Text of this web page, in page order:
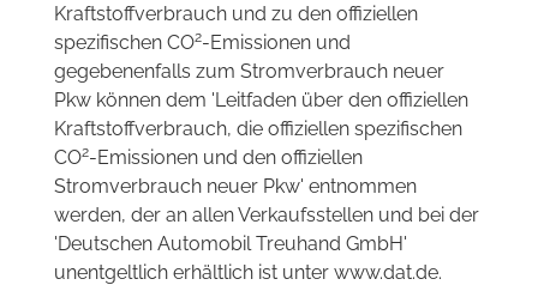
Kraftstoffverbrauch und zu den offiziellen
spezifischen CO2-Emissionen und
gegebenenfalls zum Stromverbrauch neuer
Pkw können dem 'Leitfaden über den offiziellen
Kraftstoffverbrauch, die offiziellen spezifischen
CO2-Emissionen und den offiziellen
Stromverbrauch neuer Pkw' entnommen
werden, der an allen Verkaufsstellen und bei der
'Deutschen Automobil Treuhand GmbH'
unentgeltlich erhältlich ist unter www.dat.de.